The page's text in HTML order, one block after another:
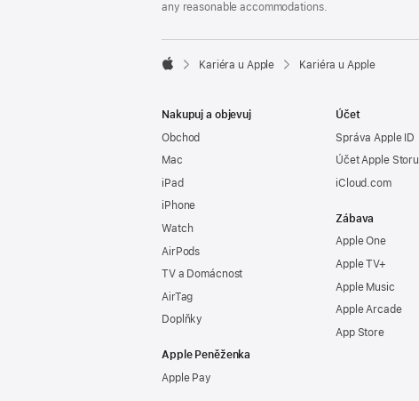
any reasonable accommodations.

Kariéra u Apple Kariéra u Apple
Nakupuj a objevuj
Obchod
Mac
iPad
iPhone
Watch
AirPods
TV a Domácnost
AirTag
Doplňky
Apple Peněženka
Apple Pay
Účet
Správa Apple ID
Účet Apple Storu
iCloud.com
Zábava
Apple One
Apple TV+
Apple Music
Apple Arcade
App Store